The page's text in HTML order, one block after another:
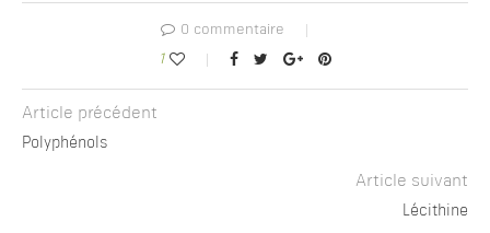
0 commentaire
1
Article précédent
Polyphénols
Article suivant
Lécithine